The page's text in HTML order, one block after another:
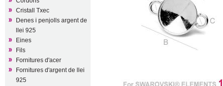
Cristall Txec
Denes i penjolls argent de
llei 925
Eines
Fils
Fornitures d'acer
Fornitures d'argent de llei
925